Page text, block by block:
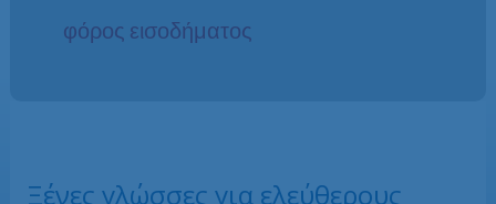
φόρος εισοδήματος
Ξένες γλώσσες για ελεύθερους